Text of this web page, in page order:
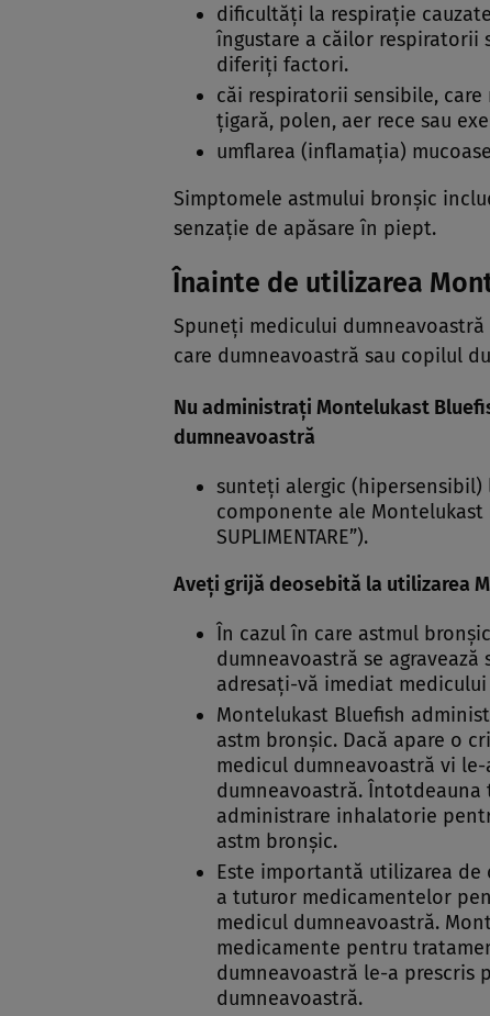
dificultăţi la respiraţie
îngustare a căilor respiratorii
diferiţi factori.
căi respiratorii sensibile,
ţigară, polen, aer rece sau
umflarea (inflamaţia)
Simptomele astmului bronşic
senzaţie de apăsare în piept.
Înainte de utilizarea
Spuneţi medicului
care dumneavoastră sau copilul
Nu administraţi Montelukast
dumneavoastră
sunteţi alergic
componente ale Montelukast
SUPLIMENTARE”).
Aveţi grijă deosebită la utilizarea
În cazul în care astmul
dumneavoastră se
adresaţi-vă imediat
Montelukast Bluefish
astm bronşic. Dacă apare o
medicul dumneavoastră vi
dumneavoastră.
administrare inhalatorie
astm bronşic.
Este importantă utilizarea de
a tuturor medicamentelor
medicul dumneavoastră.
medicamente pentru
dumneavoastră le-a prescris
dumneavoastră.